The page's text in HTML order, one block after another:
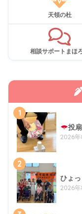
天領の杜
相談サポートまほ
1
投
2026年
2
ひょっ
2026年